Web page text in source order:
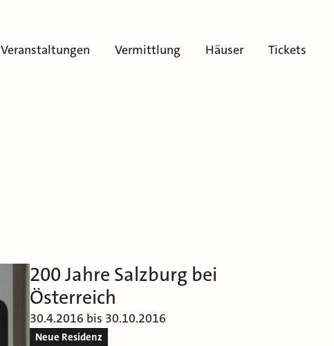
Veranstaltungen Vermittlung Häuser Tickets
200 Jahre Salzburg bei
Österreich
30.4.2016 bis 30.10.2016
Neue Residenz